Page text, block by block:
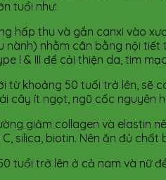
tuổi như:
hấp thu và gắn canxi vào
nành) nhằm cân bằng nội tiết
I & III để cải thiện da, tim
từ khoảng 50 tuổi trở lên, sẽ
cây ít ngọt, ngũ cốc nguyên
giảm collagen và elastin
silica, biotin. Nên ăn đủ
tuổi trở lên ở cả nam và nữ